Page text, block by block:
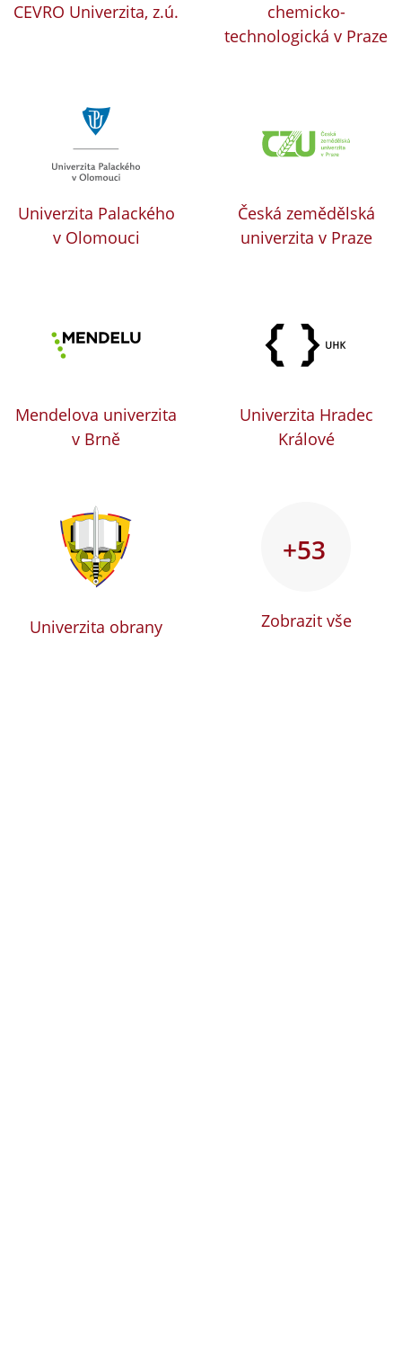
CEVRO Univerzita, z.ú.
chemicko-
technologická v Praze
Univerzita Palackého
v Olomouci
Česká zemědělská
univerzita v Praze
Mendelova univerzita
v Brně
Univerzita Hradec
Králové
Univerzita obrany
+53
Zobrazit vše